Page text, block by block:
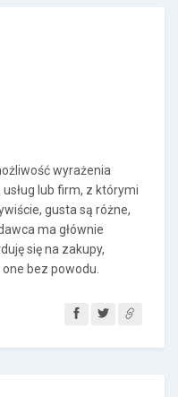
wyrażenia
lub firm, z którymi
gusta są różne,
ma głównie
się na zakupy,
bez powodu.